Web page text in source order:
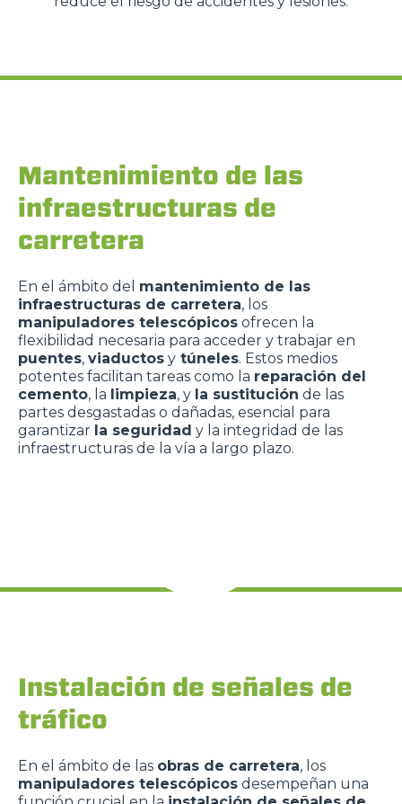
Mantenimiento de las
infraestructuras de
carretera
En el ámbito del mantenimiento de las
infraestructuras de carretera, los
manipuladores telescópicos ofrecen la
flexibilidad necesaria para acceder y trabajar en
puentes, viaductos y túneles. Estos medios
potentes facilitan tareas como la reparación del
cemento, la limpieza, y la sustitución de las
partes desgastadas o dañadas, esencial para
garantizar la seguridad y la integridad de las
infraestructuras de la vía a largo plazo.
Instalación de señales de
tráfico
En el ámbito de las obras de carretera, los
manipuladores telescópicos desempeñan una